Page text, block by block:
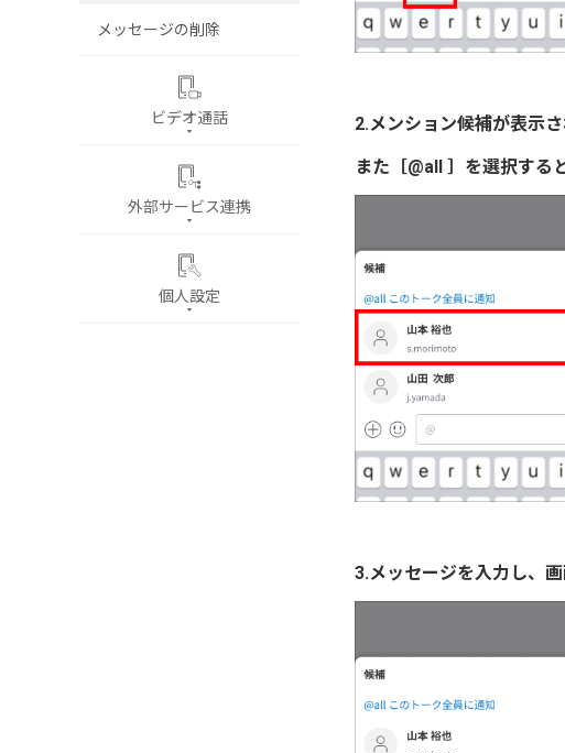
メッセージの削除
ビデオ通話
外部サービス連携
個人設定
2.メンション候補が表示
また［@all ］を選択する
3.メッセージを入力し、